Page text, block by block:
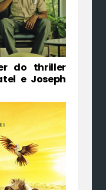
do thriller
e Joseph